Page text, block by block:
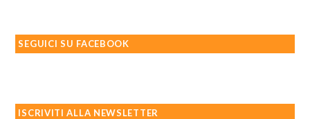
SEGUICI SU FACEBOOK
ISCRIVITI ALLA NEWSLETTER